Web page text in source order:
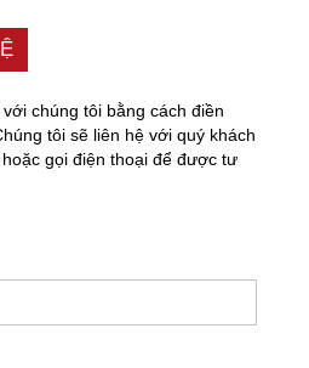
chúng tôi bằng cách điền
tôi sẽ liên hệ với quý khách
gọi điện thoại để được tư